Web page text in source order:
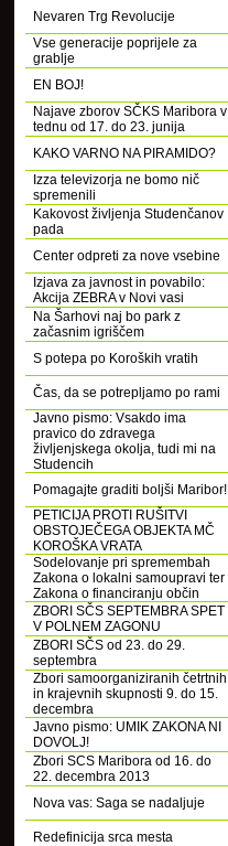
Nevaren Trg Revolucije
Vse generacije poprijele za
grablje
EN BOJ!
Najave zborov SČKS Maribora v
tednu od 17. do 23. junija
KAKO VARNO NA PIRAMIDO?
Izza televizorja ne bomo nič
spremenili
Kakovost življenja Studenčanov
pada
Center odpreti za nove vsebine
Izjava za javnost in povabilo:
Akcija ZEBRA v Novi vasi
Na Šarhovi naj bo park z
začasnim igriščem
S potepa po Koroških vratih
Čas, da se potrepljamo po rami
Javno pismo: Vsakdo ima
pravico do zdravega
življenjskega okolja, tudi mi na
Studencih
Pomagajte graditi boljši Maribor!
PETICIJA PROTI RUŠITVI
OBSTOJEČEGA OBJEKTA MČ
KOROŠKA VRATA
Sodelovanje pri spremembah
Zakona o lokalni samoupravi ter
Zakona o financiranju občin
ZBORI SČS SEPTEMBRA SPET
V POLNEM ZAGONU
ZBORI SČS od 23. do 29.
septembra
Zbori samoorganiziranih četrtnih
in krajevnih skupnosti 9. do 15.
decembra
Javno pismo: UMIK ZAKONA NI
DOVOLJ!
Zbori SCS Maribora od 16. do
22. decembra 2013
Nova vas: Saga se nadaljuje
Redefinicija srca mesta